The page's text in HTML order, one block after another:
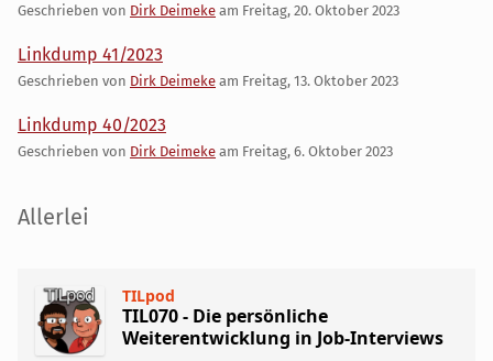
Geschrieben von Dirk Deimeke am Freitag, 20. Oktober 2023
Linkdump 41/2023
Geschrieben von Dirk Deimeke am Freitag, 13. Oktober 2023
Linkdump 40/2023
Geschrieben von Dirk Deimeke am Freitag, 6. Oktober 2023
Seitenleiste
Allerlei